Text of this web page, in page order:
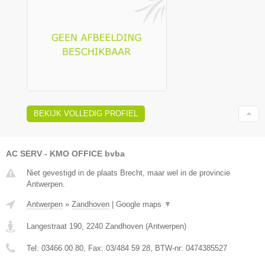
BEKIJK VOLLEDIG PROFIEL
AC SERV - KMO OFFICE bvba
Niet gevestigd in de plaats Brecht, maar wel in de provincie
Antwerpen.
Antwerpen » Zandhoven Google maps ▼
Langestraat 190, 2240 Zandhoven (Antwerpen)
Tel: 03466 00 80, Fax: 03/484 59 28, BTW-nr: 0474385527